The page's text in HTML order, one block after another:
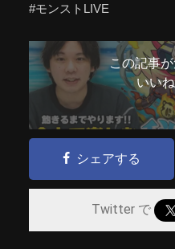
#モンストLIVE
この記事
いい
シェアする
Twitter で